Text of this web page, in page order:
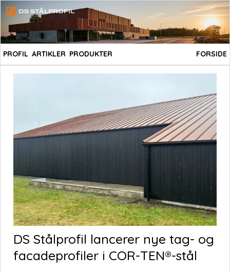
PROFIL ARTIKLER PRODUKTER FORSIDE
DS Stålprofil lancerer nye tag- og
facadeprofiler i COR-TEN®-stål